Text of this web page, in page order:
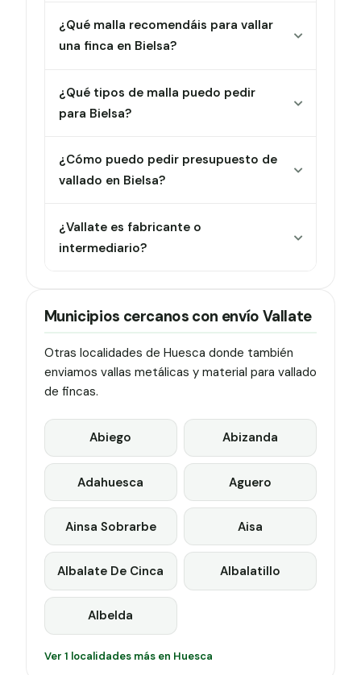
¿Qué malla recomendáis para vallar
una finca en Bielsa?
¿Qué tipos de malla puedo pedir
para Bielsa?
¿Cómo puedo pedir presupuesto de
vallado en Bielsa?
¿Vallate es fabricante o
intermediario?
Municipios cercanos con envío Vallate
Otras localidades de Huesca donde también
enviamos vallas metálicas y material para vallado
de fincas.
Abiego Abizanda
Adahuesca Aguero
Ainsa Sobrarbe Aisa
Albalate De Cinca Albalatillo
Albelda
Ver 1 localidades más en Huesca